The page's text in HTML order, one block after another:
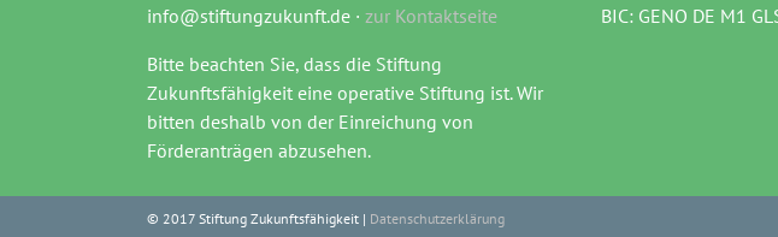
info@stiftungzukunft.de · zur Kontaktseite
Bitte beachten Sie, dass die Stiftung
Zukunftsfähigkeit eine operative Stiftung ist. Wir
bitten deshalb von der Einreichung von
Förderanträgen abzusehen.
BIC: GENO DE M1
© 2017 Stiftung Zukunftsfähigkeit | Datenschutzerklärung